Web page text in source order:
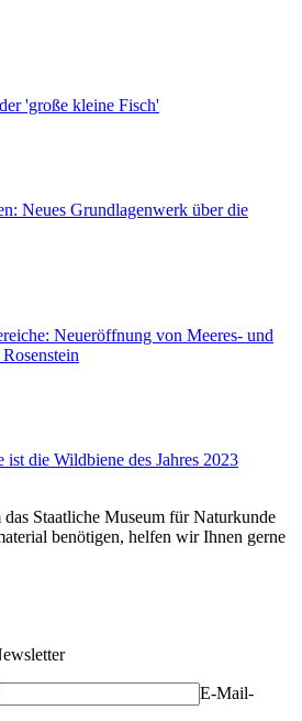
'große kleine Fisch'
Neues Grundlagenwerk über die
Neueröffnung von Meeres- und
die Wildbiene des Jahres 2023
Staatliche Museum für Naturkunde
benötigen, helfen wir Ihnen gerne
E-Mail-